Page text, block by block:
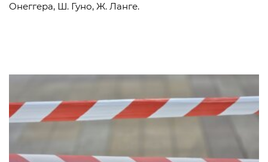
Онеггера, Ш. Гуно, Ж. Ланге.